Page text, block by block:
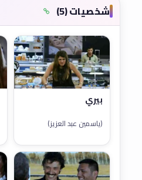
شخصيات (5)
بيري
(ياسمين عبد العزيز)